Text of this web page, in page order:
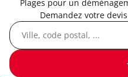
Plages pour un
Demandez votre